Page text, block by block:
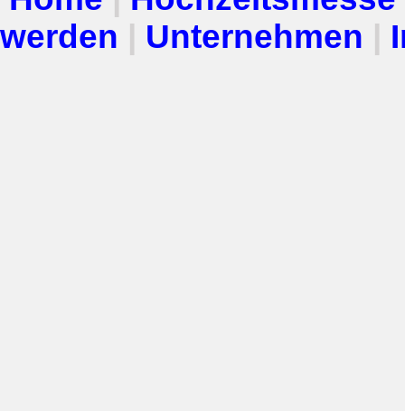
werden
Unternehmen